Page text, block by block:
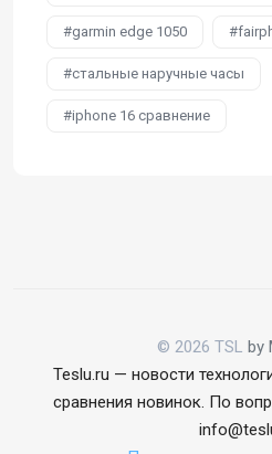
garmin edge 1050
стальные наручные часы
iphone 16 сравнение
© 2026 TSL by
Teslu.ru — новости
сравнения новинок. По